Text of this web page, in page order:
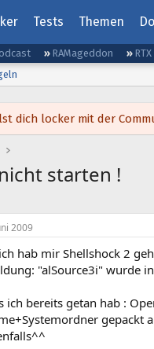
Tests Themen
RAMageddon
dich locker mit der
starten !
2009
hab mir Shellshock 2
"alSource3i" wurde
ich bereits getan hab :
gepackt